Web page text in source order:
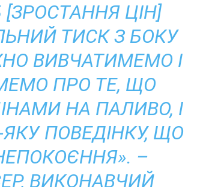
ЦІН]
ТИСК З БОКУ
ВИВЧАТИМЕМО І
ПРО ТЕ, ЩО
НА ПАЛИВО, І
ПОВЕДІНКУ, ЩО
–
ВИКОНАВЧИЙ